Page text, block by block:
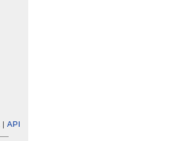
| API